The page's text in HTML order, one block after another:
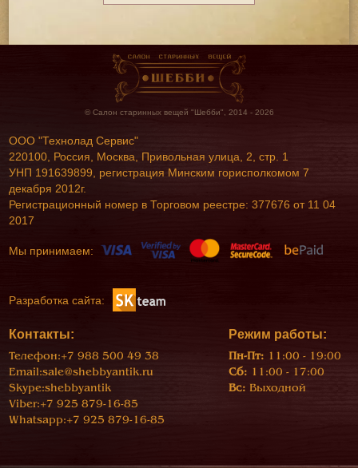
© Салон старинных вещей "Шебби", 2014 - 2026
ООО "Технолад Сервис"
220100, Россия, Москва, Привольная улица, 2, стр. 1
УНП 191639899, регистрация Минским горисполкомом 7
декабря 2012г.
Регистрационный номер в Торговом реестре: 377676 от 11 04
2017
Мы принимаем:
Разработка сайта:
Контакты:
Телефон:+7 988 500 49 38
Email:sale@shebbyantik.ru
Skype:shebbyantik
Viber:+7 925 879-16-85
Whatsapp:+7 925 879-16-85
Режим работы:
Пн-Пт: 11:00 - 19:00
Сб: 11:00 - 17:00
Вс: Выходной